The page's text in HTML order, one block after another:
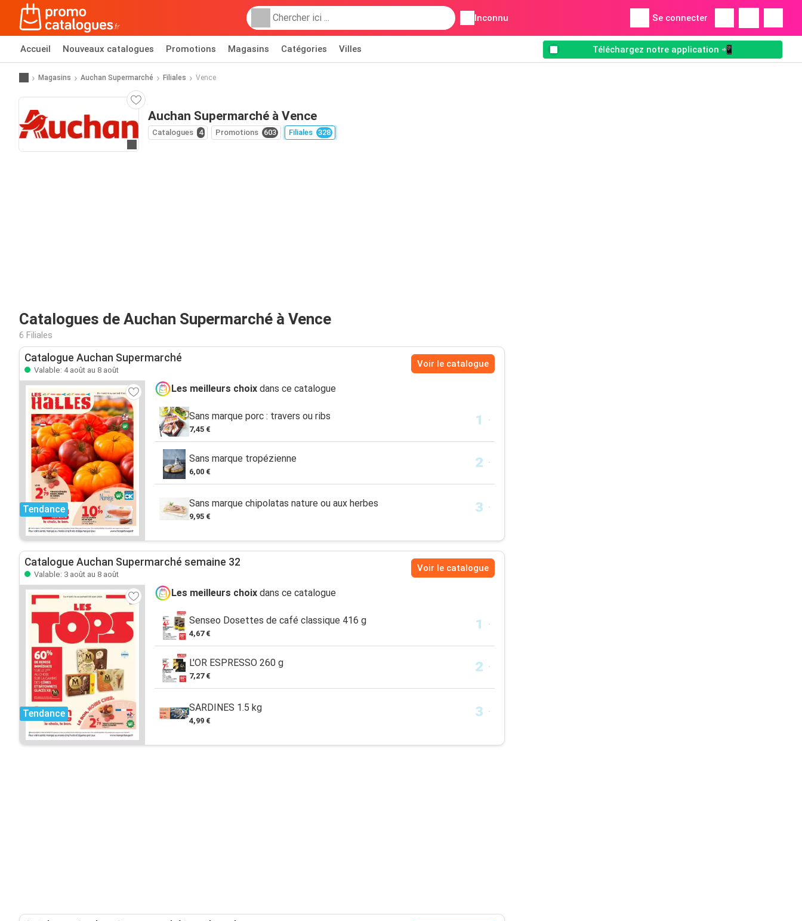
Inconnu Se connecter
Accueil Nouveaux catalogues Promotions Magasins Catégories Villes Téléchargez notre application 📲
Magasins Auchan Supermarché Filiales Vence
Auchan Supermarché à Vence
Catalogues 4 Promotions 603 Filiales 328
Catalogues de Auchan Supermarché à Vence
6 Filiales
Catalogue Auchan Supermarché
Valable: 4 août au 8 août
Voir le catalogue
Tendance
Les meilleurs choix dans ce catalogue
Sans marque porc : travers ou ribs
7,45 €
Sans marque tropézienne
6,00 €
Sans marque chipolatas nature ou aux herbes
9,95 €
Catalogue Auchan Supermarché semaine 32
Valable: 3 août au 8 août
Voir le catalogue
Tendance
Les meilleurs choix dans ce catalogue
Senseo Dosettes de café classique 416 g
4,67 €
L'OR ESPRESSO 260 g
7,27 €
SARDINES 1.5 kg
4,99 €